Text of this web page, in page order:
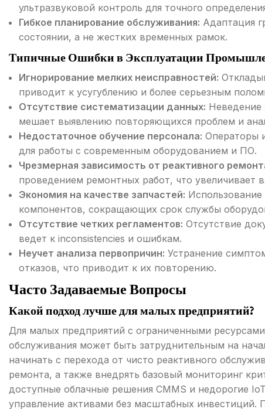
ультразвуковой контроль для точного
Гибкое планирование обслуживания: Адаптация
состоянии, а не жестких временных рамок.
Типичные Ошибки в Эксплуатации
Игнорирование мелких неисправностей:
приводит к усугублению и более серьезным
Отсутствие систематизации данных: Неведение
мешает выявлению повторяющихся проблем и
Недостаточное обучение персонала: Операторы
для работы с современным оборудованием и ПО.
Чрезмерная зависимость от реактивного
проведением ремонтных работ, что увеличивает
Экономия на качестве запчастей:
компонентов, сокращающих срок службы
Отсутствие четких регламентов: Отсутствие
ведет к inconsistencies и ошибкам.
Неучет анализа первопричин: Устранение
отказов, что приводит к их повторению.
Часто Задаваемые Вопросы
Какой подход лучше для малых предприятий?
Для малых предприятий с ограниченными
обслуживания может быть затруднительным на
начинать с перехода от чисто реактивного
ремонта, а также внедрять базовый мониторинг
доступные облачные решения CMMS и недорогие
управление активами без масштабных инвестиций.